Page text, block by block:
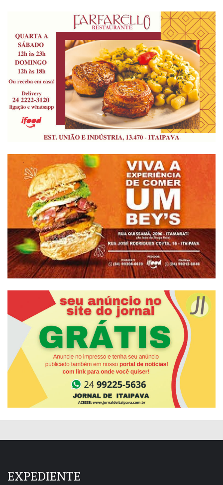
EXPEDIENTE